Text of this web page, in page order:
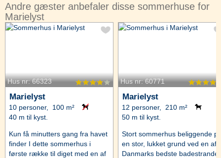
Andre gæster anbefaler disse sommerhuse for
Marielyst
Hus nr: 66323
Marielyst
10 personer, 100 m²
40 m til kyst.
Kun få minutters gang fra havet
finder I dette sommerhus i
første række til diget med en af
Hus nr: 60771
Marielyst
12 personer, 210 m²
50 m til kyst.
Stort sommerhus beliggende
en stor, lukket grund ved en af
Danmarks bedste badestrande